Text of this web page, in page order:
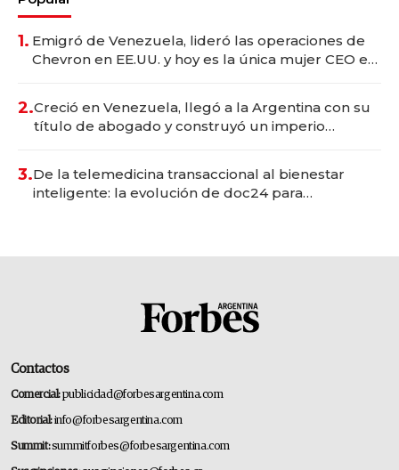
1. Emigró de Venezuela, lideró las operaciones de
Chevron en EE.UU. y hoy es la única mujer CEO en
2.Creció en Venezuela, llegó a la Argentina con su
título de abogado y construyó un imperio
3.De la telemedicina transaccional al bienestar
inteligente: la evolución de doc24 para
Contactos
Comercial:publicidad@forbesargentina.com
Editorial:info@forbesargentina.com
Summit:summitforbes@forbesargentina.com